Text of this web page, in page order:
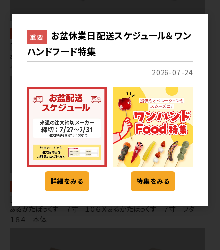
[203] 和菓子容器 木製容器 ふ
ぁるかたぼっくす 和菓子６個
本体
常温
[203] 和菓子容器 木製容器 ふ
ぁるかたぼっくす ７寸 １０６Ｘ
１８４ 本体
ぁるかたぼっくす ７寸 フタ
重要
お盆休業日配送スケジュール＆ワン
ハンドフード特集
2026-07-24
詳細をみる 特集をみる